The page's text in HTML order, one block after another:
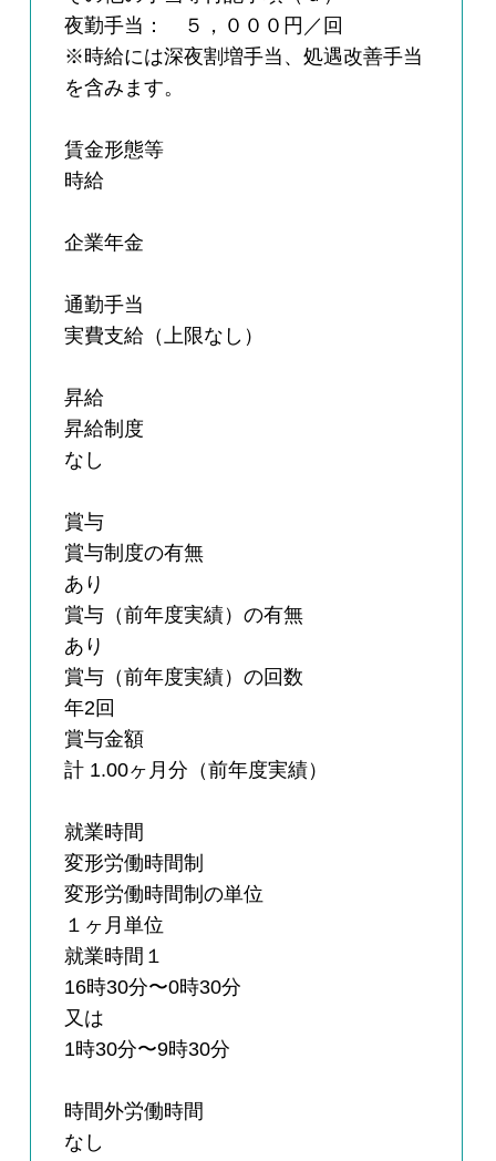
夜勤手当： ５，０００円／回
※時給には深夜割増手当、処遇改善手当
を含みます。
賃金形態等
時給
企業年金
通勤手当
実費支給（上限なし）
昇給
昇給制度
なし
賞与
賞与制度の有無
あり
賞与（前年度実績）の有無
あり
賞与（前年度実績）の回数
年2回
賞与金額
計 1.00ヶ月分（前年度実績）
就業時間
変形労働時間制
変形労働時間制の単位
１ヶ月単位
就業時間１
16時30分〜0時30分
又は
1時30分〜9時30分
時間外労働時間
なし